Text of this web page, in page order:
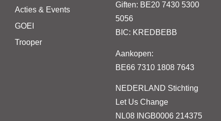
Acties & Events
GOEI
Trooper
Giften: BE20 7430 5300
5056
BIC: KREDBEBB
Aankopen:
BE66 7310 1808 7643
NEDERLAND Stichting
Let Us Change
NL08 INGB0006 214375